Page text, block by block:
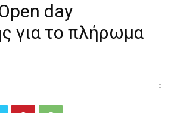
day
για το πλήρωμα
0